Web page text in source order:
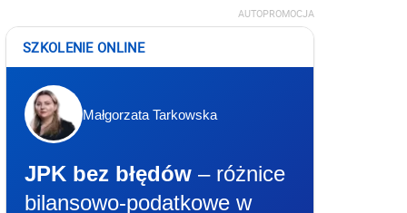
AUTOPROMOCJA
SZKOLENIE ONLINE
Małgorzata Tarkowska
JPK bez błędów – różnice
bilansowo-podatkowe w